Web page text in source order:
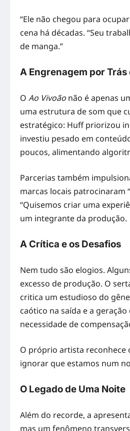
“Ele não chegou para
cena há décadas. “Seu
de manga.”
A Engrenagem por Trás
O Ao Vivoão não é apenas
uma estrutura de som que
estratégico: Huff priorizou
investiu pesado em
poucos, alimentando
Parcerias também
marcas locais patrocinaram
“Quisemos criar uma
um integrante da produção.
A Crítica e os Desafios
Nem tudo são elogios.
excesso de produção. O
critica um estudioso do
caótico na saída e a
necessidade de
O próprio artista reconhece
ignorar que estamos num
O Legado de Uma Noite
Além do recorde, a
mas um fenômeno